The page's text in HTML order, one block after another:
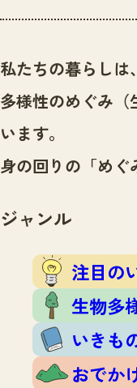
センター
センター
サイトポ
ニュース
いきもの
いきもの
生物多様
おでかけ
保全アク
イベント
調査レポー
調査レポ
調査結果
ふくおか
マッチ
マッチン
掲載申し
お問合せ
私たちの暮らし
多様性のめぐみ（
います。
身の回りの「めぐ
ジャンル
注目の
生物多
いきも
おでか